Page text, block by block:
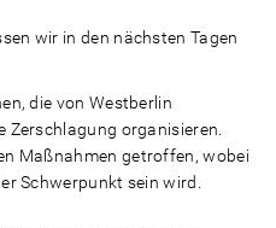
wir in den nächsten Tagen
die von Westberlin
Zerschlagung organisieren.
Maßnahmen getroffen, wobei
Schwerpunkt sein wird.